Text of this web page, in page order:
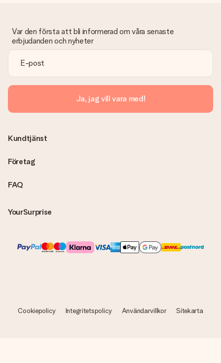
Var den första att bli informerad om våra senaste
erbjudanden och nyheter
Ja, jag vill vara med!
FAQ
YourSurprise
Kundtjänst
Företag
Cookiepolicy Integritetspolicy Användarvillkor Sitekarta